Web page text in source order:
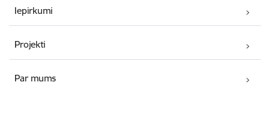
Iepirkumi
Projekti
Par mums